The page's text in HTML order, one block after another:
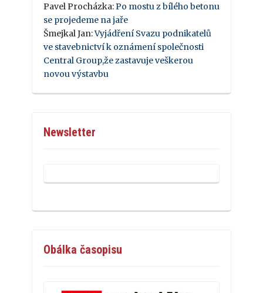
Pavel Procházka: Po mostu z bílého betonu
se projedeme na jaře
Šmejkal Jan:Vyjádření Svazu podnikatelů
ve stavebnictví k oznámení společnosti
Central Group,že zastavuje veškerou
novou výstavbu
Newsletter
Obálka časopisu